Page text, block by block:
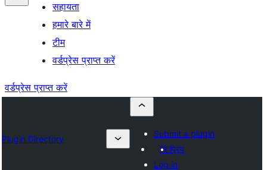
सहायता
हमारे बारे में
टीम
वर्डप्रेस प्राप्त करें
वर्डप्रेस प्राप्त करें
Plugin Directory
Submit a plugin
मेरे प्रिय
Log in